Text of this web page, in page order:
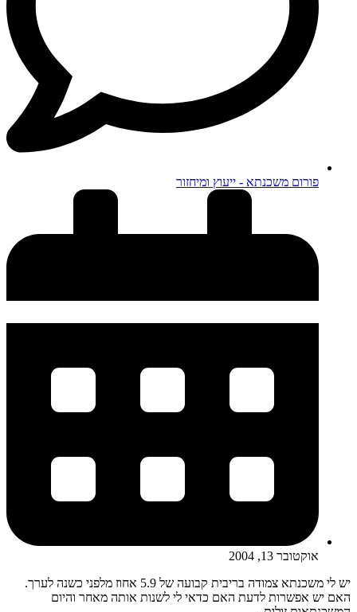
פורום משכנתא - ייעוץ ומיחזור
אוקטובר 13, 2004
יש לי משכנתא צמודה בריבית קבועה של 5.9 אחוז מלפני כשנה לערך.
האם יש אפשרות לדעת האם כדאי לי לשנות אותה מאחר והיום